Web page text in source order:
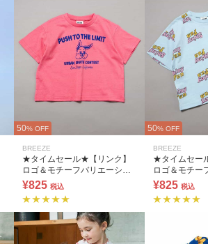
50% OFF
BREEZE
★タイムセール★【リンク】
ロゴ＆モチーフバリエーショ
ンTシャツ
¥825 税込
50% OFF
BREEZE
★タイムセー
ロゴ＆モチー
ンTシャツ
¥825 税込